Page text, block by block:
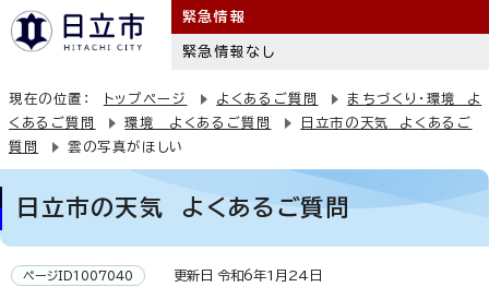
緊急情報
緊急情報なし
現在の位置： トップページ よくあるご質問
まちづくり・環境 よ
くあるご質問
環境 よくあるご質問
日立市の天気 よくあるご
質問
雲の写真がほしい
日立市の天気 よくあるご質問
ページID1007040 更新日 令和6年1月24日